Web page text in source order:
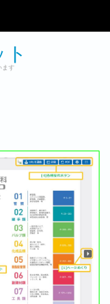
ます